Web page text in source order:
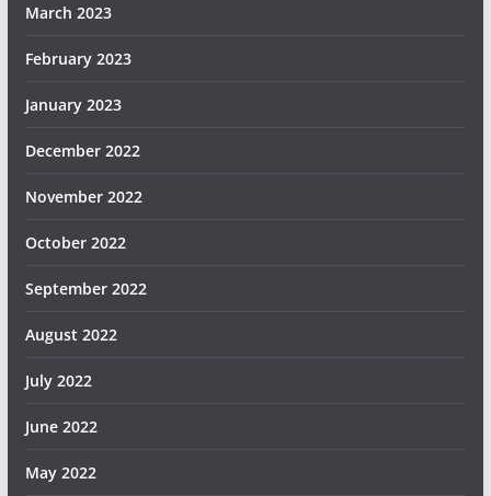
March 2023
February 2023
January 2023
December 2022
November 2022
October 2022
September 2022
August 2022
July 2022
June 2022
May 2022